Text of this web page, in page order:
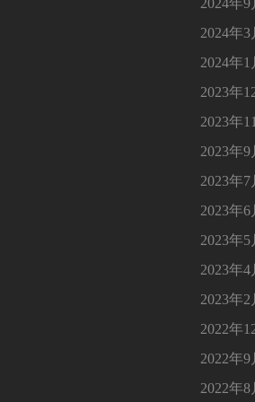
2024年3
2024年1
2023年
2023年
2023年9
2023年7
2023年6
2023年5
2023年4
2023年2
2022年
2022年9
2022年8